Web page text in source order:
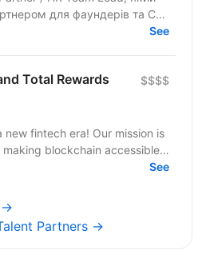
для фаундерів та C-
трансформацію HR-
See
Total Rewards
$$$$
new fintech era! Our mission is
blockchain accessible
WhiteBIT is a...
See
→
Partners →